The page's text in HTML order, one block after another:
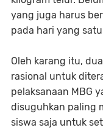
yang juga harus
pada hari yang
Oleh karang itu,
rasional untuk
pelaksanaan MBG
disuguhkan paling
siswa saja untuk